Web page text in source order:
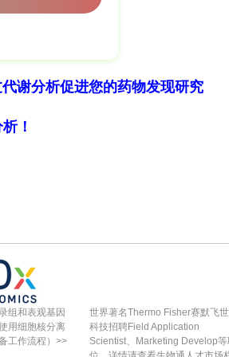
miR858-3p_L-1–CsMYB1–
究发现：CsMYB1作为转录因
酯酶/果胶酯酶抑制剂41）的
miR858-3p_L-1–CsMYB1–
育种提供了关键靶点与理
cv. Fuding-dabaicha）为材
菌（Botrytis cinerea）菌株
默技术评估基因功能；2）农
谢分析促进您的药物发现研究
！
组和表观基因
用细胞核分离
工作流程）>>
世界著名Thermo Fisher赛默飞
科技招聘Field Application
Scientist、Marketing Develop等